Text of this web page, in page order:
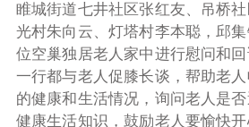
睢城街道七井社区张红友、吊桥
光村朱向云、灯塔村李本聪，邱
位空巢独居老人家中进行慰问和
一行都与老人促膝长谈，帮助老
的健康和生活情况，询问老人是
健康生活知识，鼓励老人要愉快